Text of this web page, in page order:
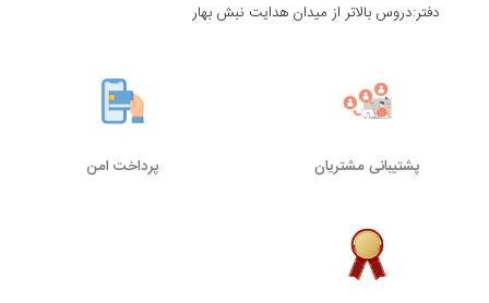
دفتر:دروس بالاتر از میدان هدایت نبش بهار
پشتیبانی مشتریان پرداخت امن